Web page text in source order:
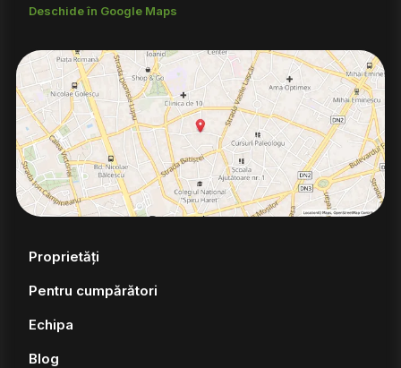
Deschide în Google Maps
Proprietăți
Pentru cumpărători
Echipa
Blog